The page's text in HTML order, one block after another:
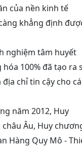
của nền kinh tế
khẳng định
nghiệm tâm huyết
100% đã tạo ra
chỉ tin cậy cho
năm 2012, Huy
Âu, Huy
Hàng Quy Mô -